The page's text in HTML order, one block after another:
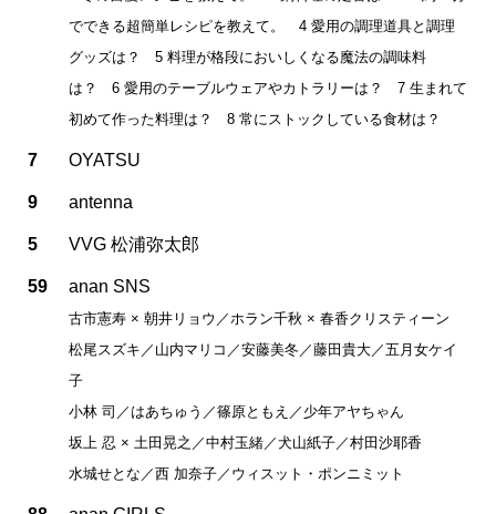
でできる超簡単レシピを教えて。 4 愛用の調理道具と調理
グッズは？ 5 料理が格段においしくなる魔法の調味料
は？ 6 愛用のテーブルウェアやカトラリーは？ 7 生まれて
初めて作った料理は？ 8 常にストックしている食材は？
7 OYATSU
9 antenna
5 VVG 松浦弥太郎
59 anan SNS
古市憲寿 × 朝井リョウ／ホラン千秋 × 春香クリスティーン
松尾スズキ／山内マリコ／安藤美冬／藤田貴大／五月女ケイ
子
小林 司／はあちゅう／篠原ともえ／少年アヤちゃん
坂上 忍 × 土田晃之／中村玉緒／犬山紙子／村田沙耶香
水城せとな／西 加奈子／ウィスット・ポンニミット